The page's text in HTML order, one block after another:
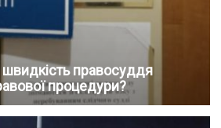
швидкість правосуддя
процедури?